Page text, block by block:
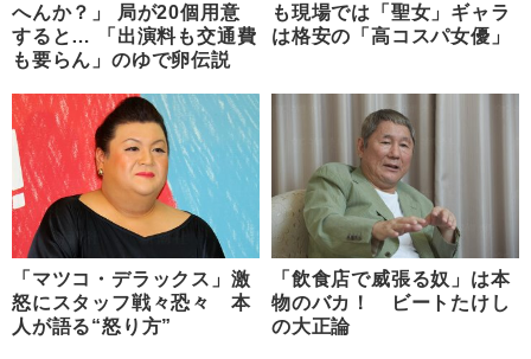
へんか？」 局が20個用意
すると… 「出演料も交通費
も要らん」のゆで卵伝説
も現場では「聖女」ギャラ
は格安の「高コスパ女優」
「マツコ・デラックス」激
怒にスタッフ戦々恐々 本
人が語る“怒り方”
「飲食店で威張る奴」は本
物のバカ！ ビートたけし
の大正論